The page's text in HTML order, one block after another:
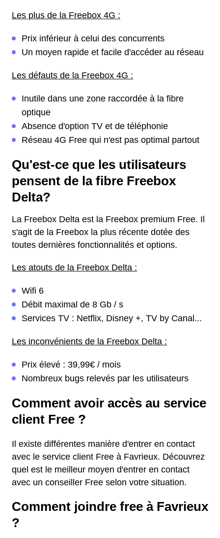
Les plus de la Freebox 4G :
Prix inférieur à celui des concurrents
Un moyen rapide et facile d'accéder au réseau
Les défauts de la Freebox 4G :
Inutile dans une zone raccordée à la fibre
optique
Absence d'option TV et de téléphonie
Réseau 4G Free qui n'est pas optimal partout
Qu'est-ce que les utilisateurs
pensent de la fibre Freebox
Delta?
La Freebox Delta est la Freebox premium Free. Il
s'agit de la Freebox la plus récente dotée des
toutes dernières fonctionnalités et options.
Les atouts de la Freebox Delta :
Wifi 6
Débit maximal de 8 Gb / s
Services TV : Netflix, Disney +, TV by Canal...
Les inconvénients de la Freebox Delta :
Prix élevé : 39,99€ / mois
Nombreux bugs relevés par les utilisateurs
Comment avoir accès au service
client Free ?
Il existe différentes manière d'entrer en contact
avec le service client Free à Favrieux. Découvrez
quel est le meilleur moyen d'entrer en contact
avec un conseiller Free selon votre situation.
Comment joindre free à Favrieux
?